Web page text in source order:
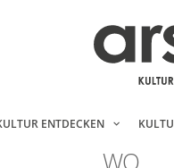
ENTDECKEN